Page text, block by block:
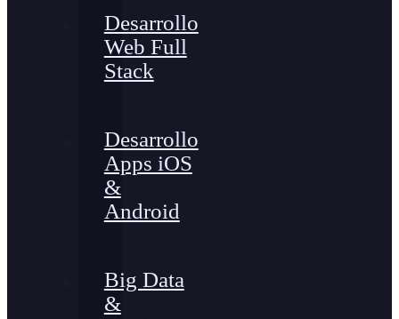
Desarrollo
Web Full
Stack
Desarrollo
Apps iOS
&
Android
Big Data
&